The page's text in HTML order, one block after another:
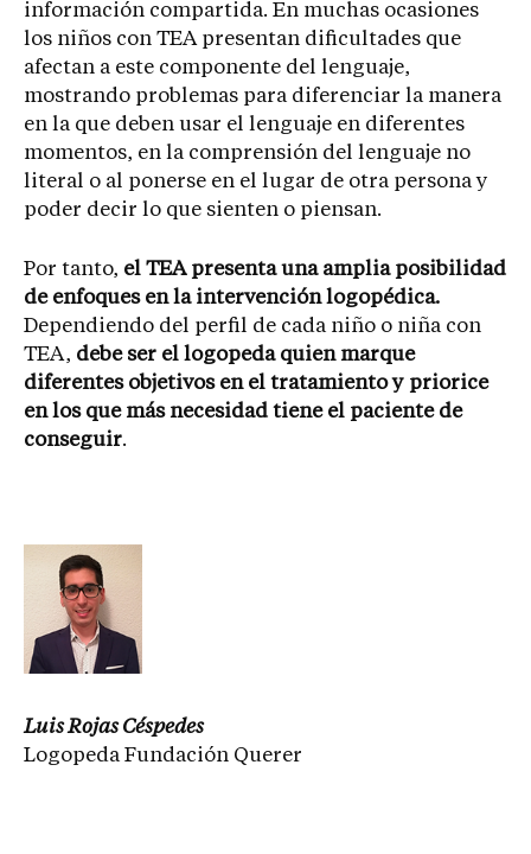
información compartida. En muchas ocasiones
los niños con TEA presentan dificultades que
afectan a este componente del lenguaje,
mostrando problemas para diferenciar la manera
en la que deben usar el lenguaje en diferentes
momentos, en la comprensión del lenguaje no
literal o al ponerse en el lugar de otra persona y
poder decir lo que sienten o piensan.
Por tanto, el TEA presenta una amplia posibilidad
de enfoques en la intervención logopédica.
Dependiendo del perfil de cada niño o niña con
TEA, debe ser el logopeda quien marque
diferentes objetivos en el tratamiento y priorice
en los que más necesidad tiene el paciente de
conseguir.
Luis Rojas Céspedes
Logopeda Fundación Querer